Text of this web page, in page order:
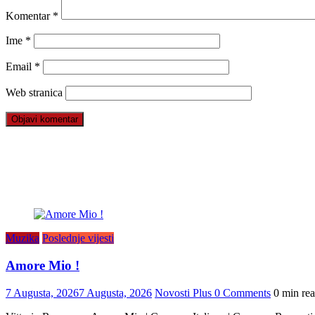
Komentar *
Ime *
Email *
Web stranica
Muzika Poslednje vijesti
Amore Mio !
7 Augusta, 20267 Augusta, 2026 Novosti Plus 0 Comments 0 min